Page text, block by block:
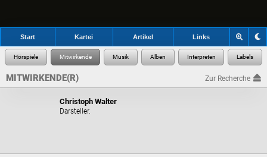
Start Kartei Artikel Links
MITWIRKENDE(R) Zur Recherche
Christoph Walter
Darsteller.